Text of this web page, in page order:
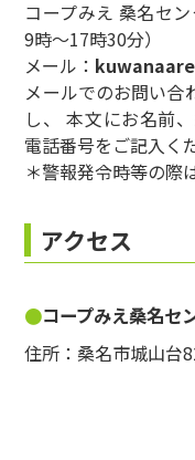
コープみえ 桑名セン
9時～17時30分）
メール：
メールでのお問い合
し、 本文にお名前
電話番号をご記入く
＊警報発令時等の際
アクセス
コープみえ桑名セ
住所：桑名市城山台